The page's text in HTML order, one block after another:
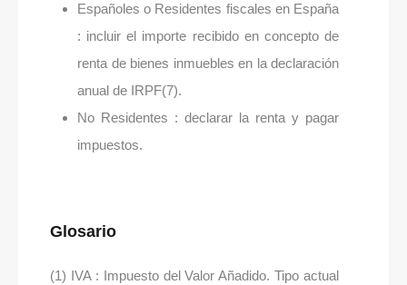
Españoles o Residentes fiscales en España
: incluir el importe recibido en concepto de
renta de bienes inmuebles en la declaración
anual de IRPF(7).
No Residentes : declarar la renta y pagar
impuestos.
Glosario
(1) IVA : Impuesto del Valor Añadido. Tipo actual